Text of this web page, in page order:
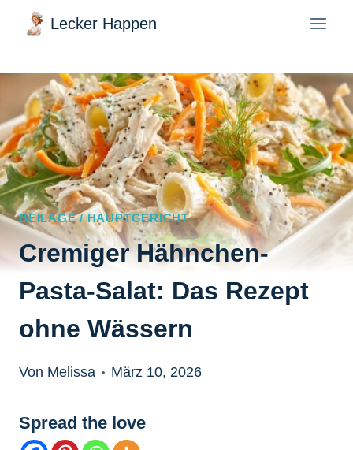
Zum
Inhalt
springen
Lecker Happen
BEILAGE / HAUPTGERICHT
Cremiger Hähnchen-
Pasta-Salat: Das Rezept
ohne Wässern
Von Melissa März 10, 2026
Spread the love